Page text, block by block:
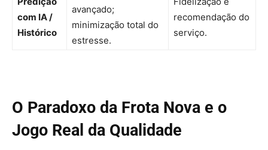
com IA /
Histórico
avançado;
minimização total do
estresse.
recomendação do
serviço.
O Paradoxo da Frota Nova e o
Jogo Real da Qualidade